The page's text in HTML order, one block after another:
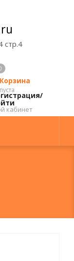
стр.4
Корзина
пуста
кабинет